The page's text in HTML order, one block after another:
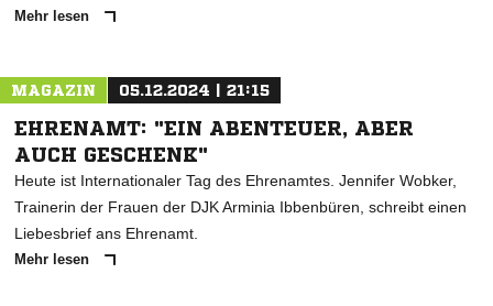
Mehr lesen
MAGAZIN 05.12.2024 | 21:15
EHRENAMT: "EIN ABENTEUER, ABER
AUCH GESCHENK"
Heute ist Internationaler Tag des Ehrenamtes. Jennifer Wobker,
Trainerin der Frauen der DJK Arminia Ibbenbüren, schreibt einen
Liebesbrief ans Ehrenamt.
Mehr lesen